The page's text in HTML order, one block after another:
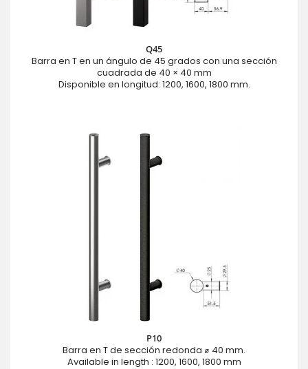
Q45
Barra en T en un ángulo de 45 grados con una sección
cuadrada de 40 × 40 mm
Disponible en longitud: 1200, 1600, 1800 mm.
P10
Barra en T de sección redonda ⌀ 40 mm.
Available in length : 1200, 1600, 1800 mm